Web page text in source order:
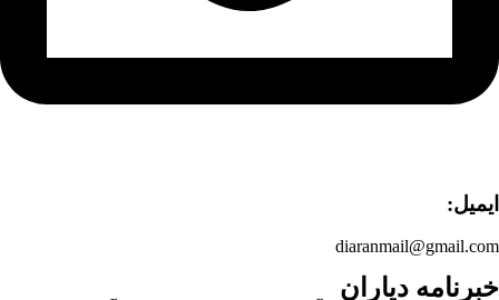
ایمیل:
diaranmail@gmail.com
خبرنامه دیاران